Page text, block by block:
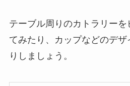
テーブル周りのカトラリーを
てみたり、カップなどのデ
りしましょう。